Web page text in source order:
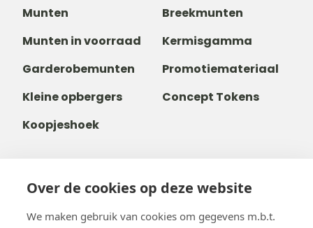
Over de cookies op deze website
We maken gebruik van cookies om gegevens m.b.t.
Munten
Breekmunten
Munten in voorraad
Kermisgamma
Garderobemunten
Promotiemateriaal
Kleine opbergers
Concept Tokens
Koopjeshoek
+31 40 80 800 68
+32488237146